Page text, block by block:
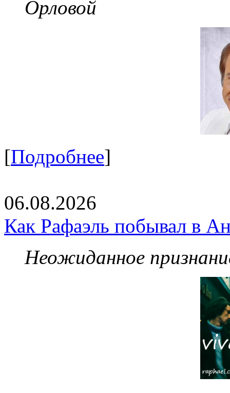
Орловой
[Подробнее]
06.08.2026
Как Рафаэль побывал в
Неожиданное